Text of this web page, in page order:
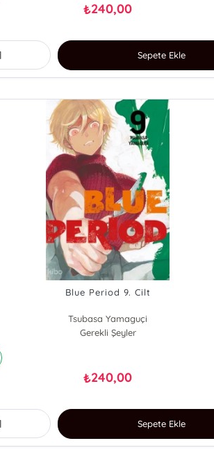
₺240,00
Sepete Ekle
Blue Period 9. Cilt
Tsubasa Yamaguçi
Gerekli Şeyler
₺240,00
Sepete Ekle